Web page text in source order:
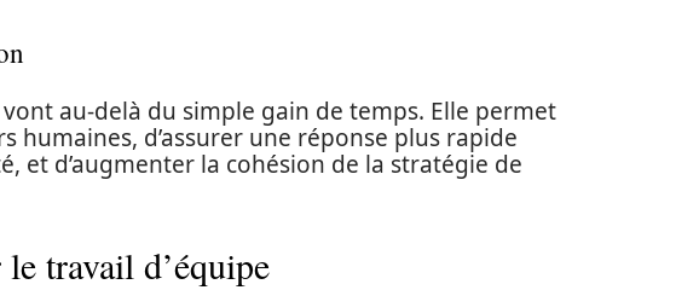
au-delà du simple gain de temps. Elle permet
humaines, d’assurer une réponse plus rapide
et d’augmenter la cohésion de la stratégie de
travail d’équipe